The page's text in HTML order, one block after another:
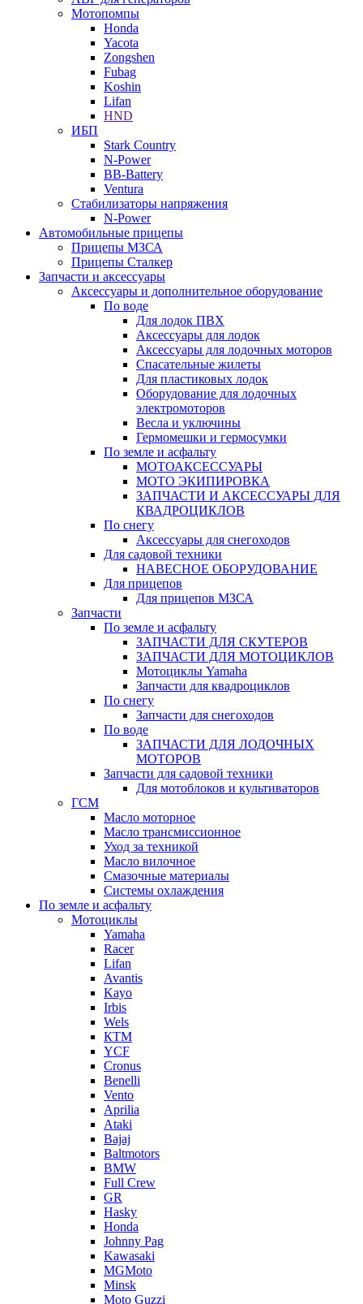
Мотопомпы
Honda
Yacota
Zongshen
Fubag
Koshin
Lifan
HND
ИБП
Stark Country
N-Power
BB-Battery
Ventura
Стабилизаторы напряжения
N-Power
Автомобильные прицепы
Прицепы МЗСА
Прицепы Сталкер
Запчасти и аксессуары
Аксессуары и дополнительное оборудование
По воде
Для лодок ПВХ
Аксессуары для лодок
Аксессуары для лодочных моторов
Спасательные жилеты
Для пластиковых лодок
Оборудование для лодочных
электромоторов
Весла и уключины
Гермомешки и гермосумки
По земле и асфальту
МОТОАКСЕССУАРЫ
МОТО ЭКИПИРОВКА
ЗАПЧАСТИ И АКСЕССУАРЫ ДЛЯ
КВАДРОЦИКЛОВ
По снегу
Аксессуары для снегоходов
Для садовой техники
НАВЕСНОЕ ОБОРУДОВАНИЕ
Для прицепов
Для прицепов МЗСА
Запчасти
По земле и асфальту
ЗАПЧАСТИ ДЛЯ СКУТЕРОВ
ЗАПЧАСТИ ДЛЯ МОТОЦИКЛОВ
Мотоциклы Yamaha
Запчасти для квадроциклов
По снегу
Запчасти для снегоходов
По воде
ЗАПЧАСТИ ДЛЯ ЛОДОЧНЫХ
МОТОРОВ
Запчасти для садовой техники
Для мотоблоков и культиваторов
ГСМ
Масло моторное
Масло трансмиссионное
Уход за техникой
Масло вилочное
Смазочные материалы
Системы охлаждения
По земле и асфальту
Мотоциклы
Yamaha
Racer
Lifan
Avantis
Kayo
Irbis
Wels
КТМ
YCF
Cronus
Benelli
Vento
Aprilia
Ataki
Bajaj
Baltmotors
BMW
Full Crew
GR
Hasky
Honda
Johnny Pag
Kawasaki
MGMoto
Minsk
Moto Guzzi